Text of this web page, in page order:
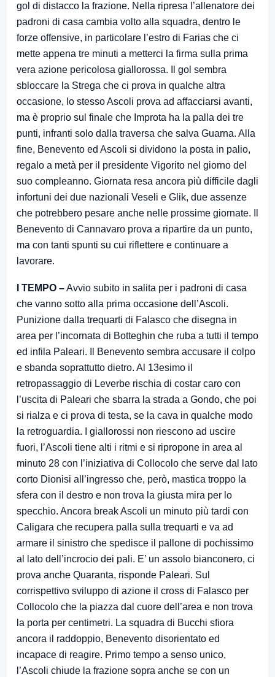
gol di distacco la frazione. Nella ripresa l’allenatore dei
padroni di casa cambia volto alla squadra, dentro le
forze offensive, in particolare l’estro di Farias che ci
mette appena tre minuti a metterci la firma sulla prima
vera azione pericolosa giallorossa. Il gol sembra
sbloccare la Strega che ci prova in qualche altra
occasione, lo stesso Ascoli prova ad affacciarsi avanti,
ma è proprio sul finale che Improta ha la palla dei tre
punti, infranti solo dalla traversa che salva Guarna. Alla
fine, Benevento ed Ascoli si dividono la posta in palio,
regalo a metà per il presidente Vigorito nel giorno del
suo compleanno. Giornata resa ancora più difficile dagli
infortuni dei due nazionali Veseli e Glik, due assenze
che potrebbero pesare anche nelle prossime giornate. Il
Benevento di Cannavaro prova a ripartire da un punto,
ma con tanti spunti su cui riflettere e continuare a
lavorare.
I TEMPO –Avvio subito in salita per i padroni di casa
che vanno sotto alla prima occasione dell’Ascoli.
Punizione dalla trequarti di Falasco che disegna in
area per l’incornata di Botteghin che ruba a tutti il tempo
ed infila Paleari. Il Benevento sembra accusare il colpo
e sbanda soprattutto dietro. Al 13esimo il
retropassaggio di Leverbe rischia di costar caro con
l’uscita di Paleari che sbarra la strada a Gondo, che poi
si rialza e ci prova di testa, se la cava in qualche modo
la retroguardia. I giallorossi non riescono ad uscire
fuori, l’Ascoli tiene alti i ritmi e si ripropone in area al
minuto 28 con l’iniziativa di Collocolo che serve dal lato
corto Dionisi all’ingresso che, però, mastica troppo la
sfera con il destro e non trova la giusta mira per lo
specchio. Ancora break Ascoli un minuto più tardi con
Caligara che recupera palla sulla trequarti e va ad
armare il sinistro che spedisce il pallone di pochissimo
al lato dell’incrocio dei pali. E’ un assolo bianconero, ci
prova anche Quaranta, risponde Paleari. Sul
corrispettivo sviluppo di azione il cross di Falasco per
Collocolo che la piazza dal cuore dell’area e non trova
la porta per centimetri. La squadra di Bucchi sfiora
ancora il raddoppio, Benevento disorientato ed
incapace di reagire. Primo tempo a senso unico,
l’Ascoli chiude la frazione sopra anche se con un